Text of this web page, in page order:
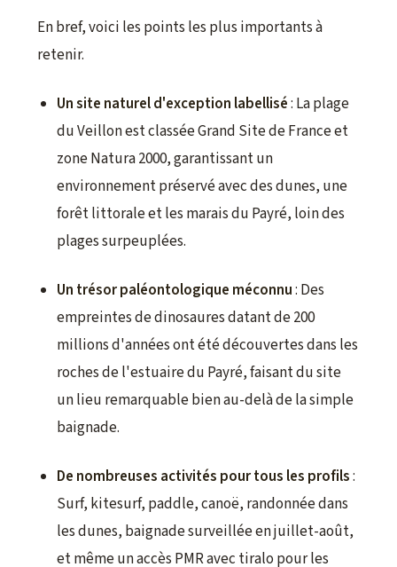
En bref, voici les points les plus importants à
retenir.
Un site naturel d'exception labellisé: La plage
du Veillon est classée Grand Site de France et
zone Natura 2000, garantissant un
environnement préservé avec des dunes, une
forêt littorale et les marais du Payré, loin des
plages surpeuplées.
Un trésor paléontologique méconnu: Des
empreintes de dinosaures datant de 200
millions d'années ont été découvertes dans les
roches de l'estuaire du Payré, faisant du site
un lieu remarquable bien au-delà de la simple
baignade.
De nombreuses activités pour tous les profils:
Surf, kitesurf, paddle, canoë, randonnée dans
les dunes, baignade surveillée en juillet-août,
et même un accès PMR avec tiralo pour les